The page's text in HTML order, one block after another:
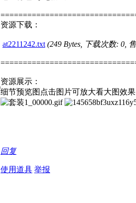
资源下载：
at2211242.txt (249 Bytes, 下载次数: 0,
资源展示：
细节预览图点击图片可放大看大图效果
回复
使用道具 举报